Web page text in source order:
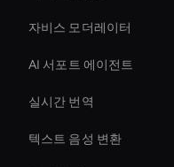
자비스 모더레이터
AI 서포트 에이전트
실시간 번역
텍스트 음성 변환